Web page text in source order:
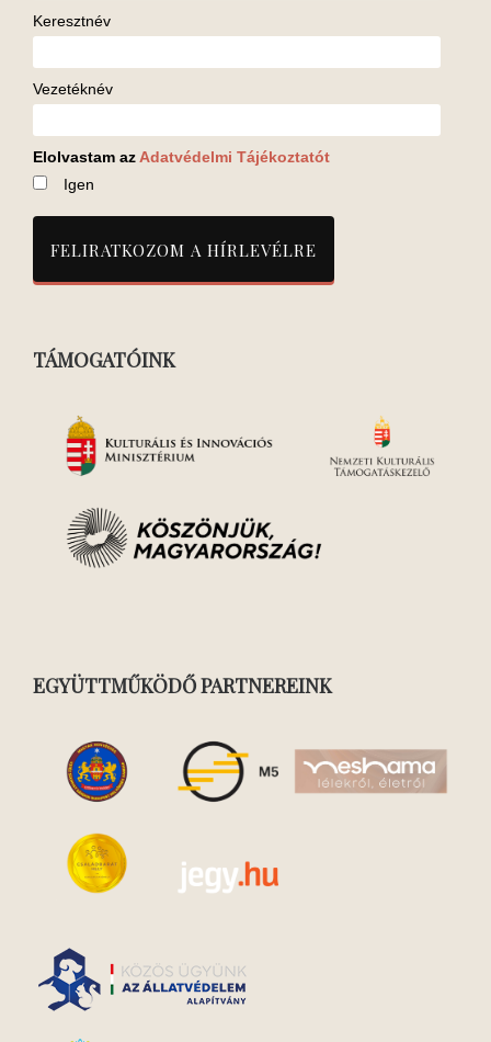
Keresztnév
Vezetéknév
Elolvastam az Adatvédelmi Tájékoztatót
Igen
TÁMOGATÓINK
EGYÜTTMŰKÖDŐ PARTNEREINK